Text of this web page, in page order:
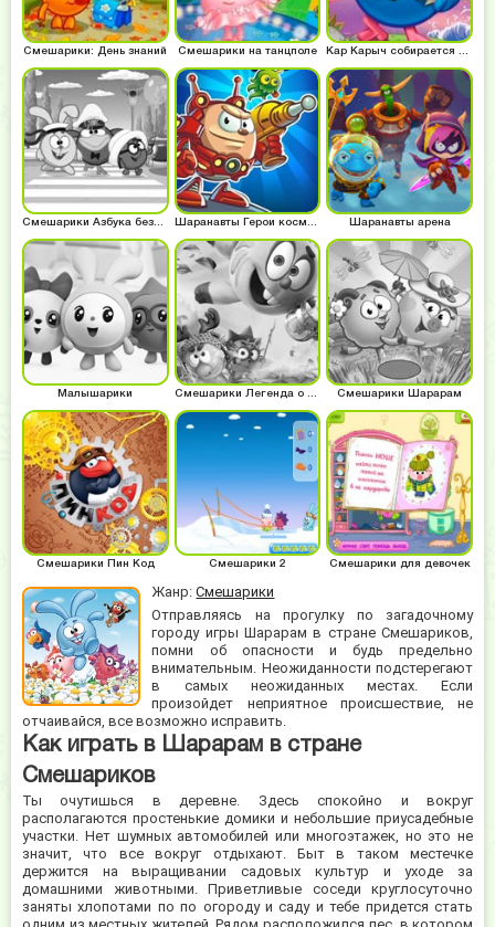
Жанр:Смешарики
Отправляясь на прогулку по загадочному
городу игры Шарарам в стране Смешариков,
помни об опасности и будь предельно
внимательным. Неожиданности подстерегают
в самых неожиданных местах. Если
произойдет неприятное происшествие, не
отчаивайся, все возможно исправить.
Как играть в Шарарам в стране
Смешариков
Ты очутишься в деревне. Здесь спокойно и вокруг
располагаются простенькие домики и небольшие приусадебные
участки. Нет шумных автомобилей или многоэтажек, но это не
значит, что все вокруг отдыхают. Быт в таком местечке
держится на выращивании садовых культур и уходе за
домашними животными. Приветливые соседи круглосуточно
заняты хлопотами по по огороду и саду и тебе придется стать
Смешарики: День знаний Смешарики на танцполе Кар Карыч собирается в поход
Смешарики Азбука безопасности Шаранавты Герои космоса Шаранавты арена
Малышарики Смешарики Шарарам
Смешарики Пин Код Смешарики 2 Смешарики для девочек